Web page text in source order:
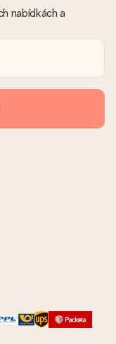
ve svém účtu
doručit přímo
nabídkách a